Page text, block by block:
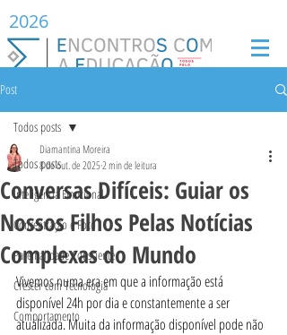
2026
Post
Todos posts
Inteligência Emocional
Concentração e Foco
Parentalidade Consciente
Crescer com Tecnologia
Comportamento
Todos posts
Conversas Difíceis: Guiar os
Nossos Filhos Pelas Notícias
Complexas do Mundo
Diamantina Moreira
8 de out. de 20252 min de leitura
Vivemos numa era em que a informação está
disponível 24h por dia e constantemente a ser
atualizada. Muita da informação disponível pode não